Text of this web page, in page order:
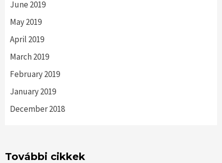
June 2019
May 2019
April 2019
March 2019
February 2019
January 2019
December 2018
További cikkek